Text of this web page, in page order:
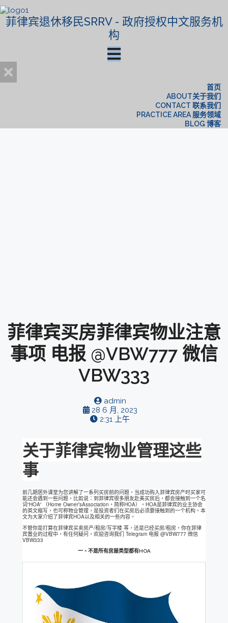
菲律宾退休移民SRRV - 政府授权中文服务机
构
首页
ABOUT关于我们
CONTACT 联系我们
PRACTICE AREA 服务领域
BLOG 博客
菲律宾买房菲律宾物业注意
事项 电报 @VBW777 微信
VBW333
admin
28 6 月, 2023
2:31 上午
关于菲律宾物业管理这些
事
前几期居外课堂为您讲解了一系列买房前的问题，当成功购入菲律宾房产时买家可
能还会遇到一些问题，比如说：到菲律宾很多朋友赴美买房后，都会接触到一个名
词“HOA” （Home Owner’sAssociation，简称HOA）。HOA是菲律宾的业主协会
的英文缩写，也可称物业管理，是投资者们在买房后必须要接触到的一个机构。本
文为大家介绍了菲律宾HOA以及相关的一些内容。
不管你是打算在菲律宾买卖房产/租房/写字楼 等，还是已经买房/租房，你在菲律
宾置业的过程中，有任何疑问，欢迎咨询我们 Telegram 电报 @VBW777 微信
VBW333
一、不是所有房屋类型都有HOA